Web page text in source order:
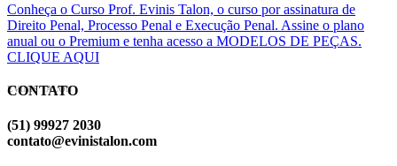
Conheça o Curso Prof. Evinis Talon, o curso por assinatura de
Direito Penal, Processo Penal e Execução Penal. Assine o plano
anual ou o Premium e tenha acesso a MODELOS DE PEÇAS.
CLIQUE AQUI
EVINIS TALON
CONTATO
(51) 99927 2030
contato@evinistalon.com